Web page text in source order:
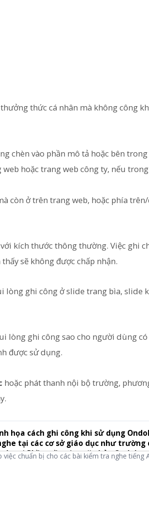
thức cá nhân mà không công
chèn vào phần mô tả hoặc bên
hoặc trang web công ty, nếu
còn ở trên trang web, hoặc phía
kích thước thông thường. Việc ghi
sẽ không được chấp nhận.
lòng ghi công ở slide trang bìa, slide
lòng ghi công sao cho người dùng
được sử dụng.
hoặc phát thanh nội bộ trường,
họa cách ghi công khi sử dụng
tại các cơ sở giáo dục như trường
｜Phần mềm đọc văn bản Ondoku
việc chuẩn bị cho các bài kiểm tra nghe tiếng